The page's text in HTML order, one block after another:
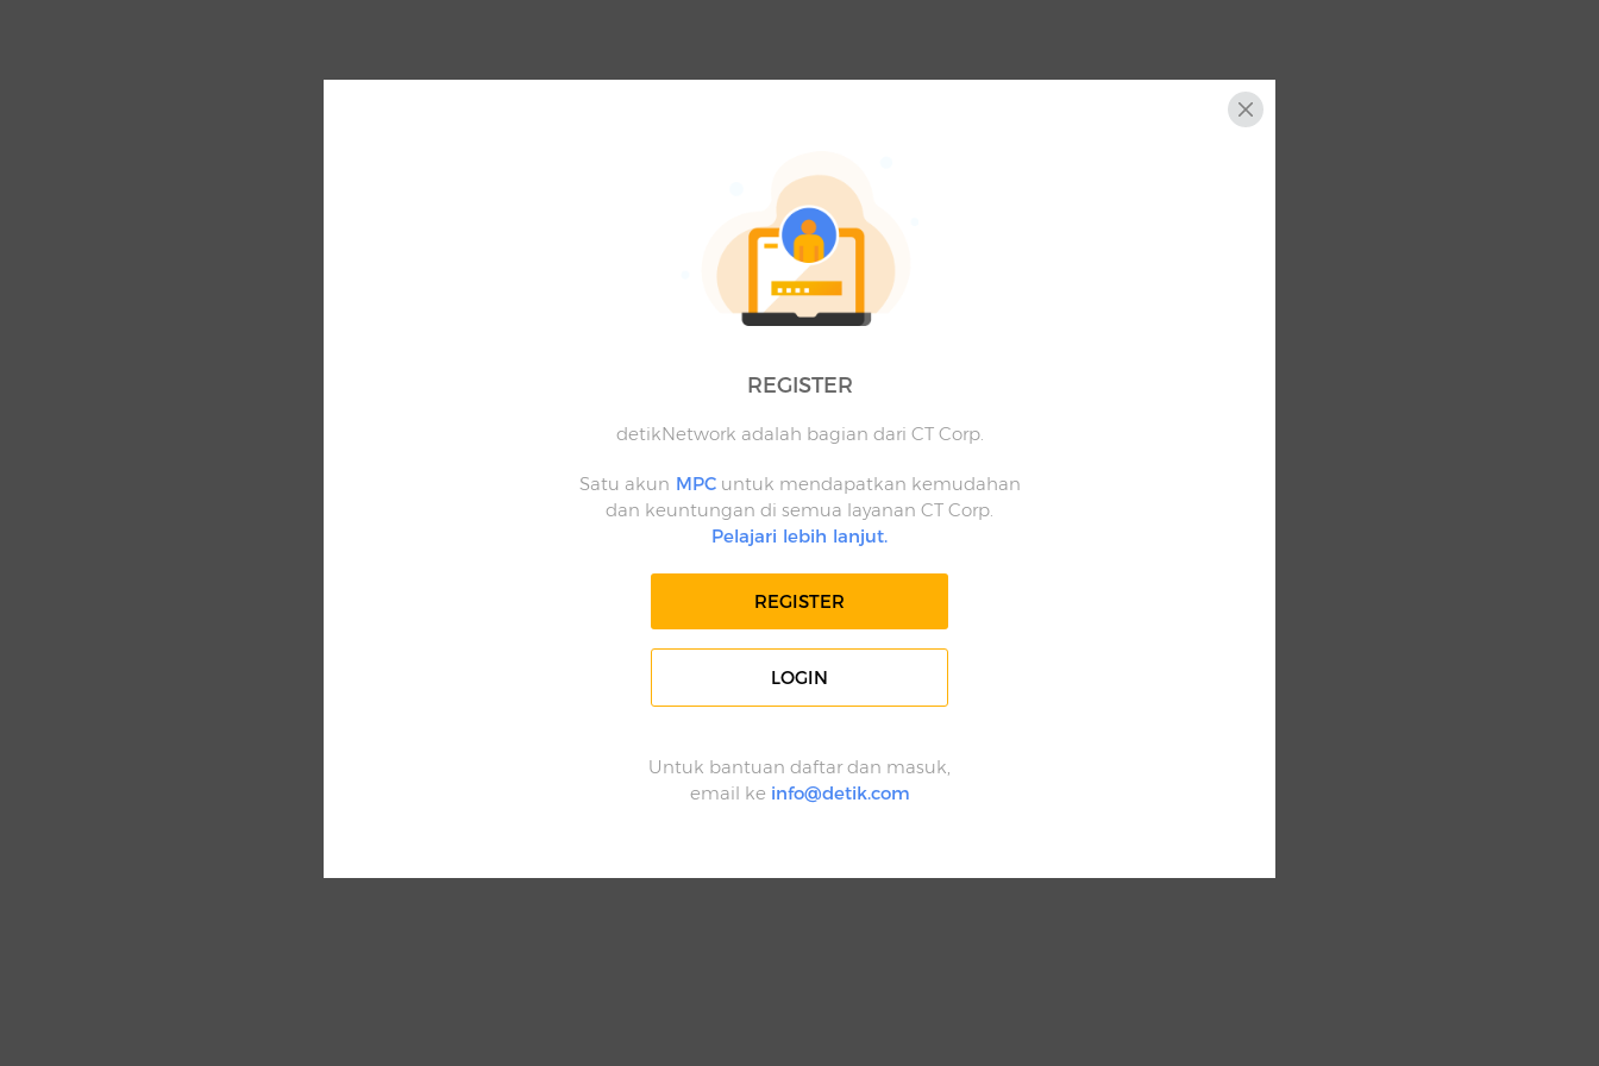
REGISTER
detikNetwork adalah bagian dari CT Corp.
Satu akun MPCuntuk mendapatkan kemudahan
dan keuntungan di semua layanan CT Corp.
Pelajari lebih lanjut.
REGISTER
LOGIN
Untuk bantuan daftar dan masuk,
email ke info@detik.com